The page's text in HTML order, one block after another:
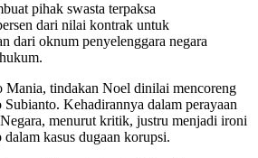
pihak swasta terpaksa
dari nilai kontrak untuk
dari oknum penyelenggara negara
Mania, tindakan Noel dinilai mencoreng
Kehadirannya dalam perayaan
menurut kritik, justru menjadi ironi
kasus dugaan korupsi.